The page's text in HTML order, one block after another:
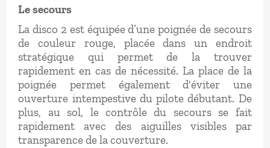
Le secours
La disco 2 est équipée d’une poignée de secours
de couleur rouge, placée dans un endroit
stratégique qui permet de la trouver
rapidement en cas de nécessité. La place de la
poignée permet également d'éviter une
ouverture intempestive du pilote débutant. De
plus, au sol, le contrôle du secours se fait
rapidement avec des aiguilles visibles par
transparence de la couverture.